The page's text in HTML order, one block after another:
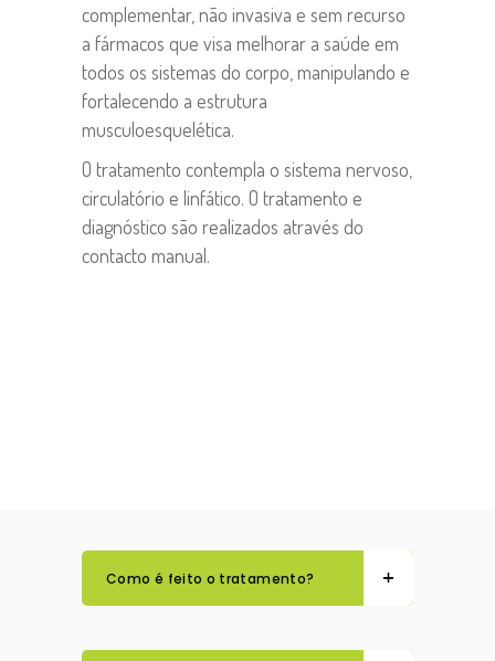
complementar, não invasiva e sem recurso
a fármacos que visa melhorar a saúde em
todos os sistemas do corpo, manipulando e
fortalecendo a estrutura
musculoesquelética.
O tratamento contempla o sistema nervoso,
circulatório e linfático. O tratamento e
diagnóstico são realizados através do
contacto manual.
Como é feito o tratamento?